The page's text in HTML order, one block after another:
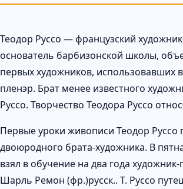
Теодор Руссо — французский
основатель барбизонской школы,
первых художников, использовавших
пленэр. Брат менее известного
Руссо. Творчество Теодора Руссо
Первые уроки живописи Теодор Руссо
двоюродного брата-художника. В
взял в обучение на два года
Шарль Ремон (фр.)русск.. Т. Руссо